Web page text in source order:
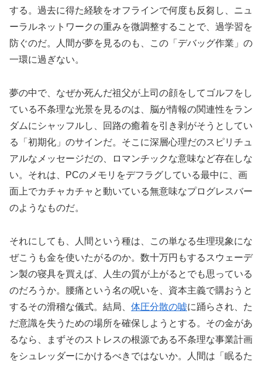
する。過去に得た経験をオフラインで何度も反芻し、ニュ
ーラルネットワークの重みを微調整することで、過学習を
防ぐのだ。人間が夢を見るのも、この「デバッグ作業」の
一環に過ぎない。
夢の中で、なぜか死んだ祖父が上司の顔をしてゴルフをし
ている不条理な光景を見るのは、脳が情報の関連性をラン
ダムにシャッフルし、回路の癒着を引き剥がそうとしてい
る「初期化」のサインだ。そこに深層心理だのスピリチュ
アルなメッセージだの、ロマンチックな意味など存在しな
い。それは、PCのメモリをデフラグしている最中に、画
面上でカチャカチャと動いている無意味なプログレスバー
のようなものだ。
それにしても、人間という種は、この単なる生理現象にな
ぜこうも金を使いたがるのか。数十万円もするスウェーデ
ン製の寝具を買えば、人生の質が上がるとでも思っている
のだろうか。腰痛という名の呪いを、資本主義で購おうと
するその滑稽な儀式。結局、 体圧分散の嘘に踊らされ、た
だ意識を失うための場所を確保しようとする。その金があ
るなら、まずそのストレスの根源である不条理な事業計画
をシュレッダーにかけるべきではないか。人間は「眠るた